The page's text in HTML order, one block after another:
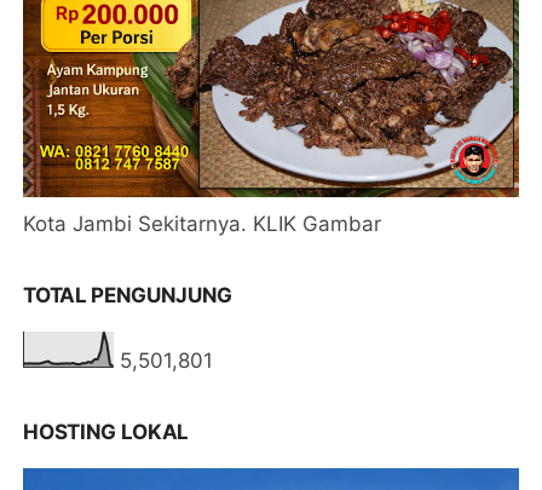
Kota Jambi Sekitarnya. KLIK Gambar
TOTAL PENGUNJUNG
5,501,801
HOSTING LOKAL